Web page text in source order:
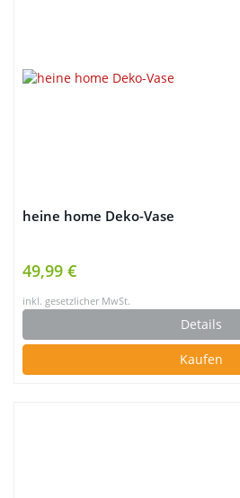
heine home Deko-Vase
49,99 €
inkl. gesetzlicher MwSt.
Details
Kaufen